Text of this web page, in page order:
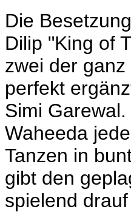
Die
Dilip "King of
zwei der
perfekt
Simi
Waheeda
Tanzen in
gibt den
spielend